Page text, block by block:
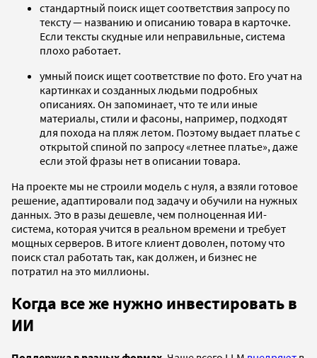
стандартный поиск ищет соответствия запросу по
тексту — названию и описанию товара в карточке.
Если тексты скудные или неправильные, система
плохо работает.
умный поиск ищет соответствие по фото. Его учат на
картинках и созданных людьми подробных
описаниях. Он запоминает, что те или иные
материалы, стили и фасоны, например, подходят
для похода на пляж летом. Поэтому выдает платье с
открытой спиной по запросу «летнее платье», даже
если этой фразы нет в описании товара.
На проекте мы не строили модель с нуля, а взяли готовое
решение, адаптировали под задачу и обучили на нужных
данных. Это в разы дешевле, чем полноценная ИИ-
система, которая учится в реальном времени и требует
мощных серверов. В итоге клиент доволен, потому что
поиск стал работать так, как должен, и бизнес не
потратил на это миллионы.
Когда все же нужно инвестировать в
ИИ